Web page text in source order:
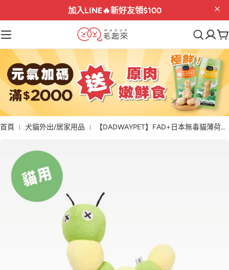
加入LINE🔥新好友領$100
購
物
車
首頁 犬貓外出/居家用品 【DADWAYPET】FAD+日本無毒貓薄荷玩具｜毛蟲